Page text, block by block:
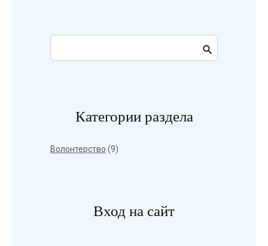
Категории раздела
Волонтерство (9)
Вход на сайт